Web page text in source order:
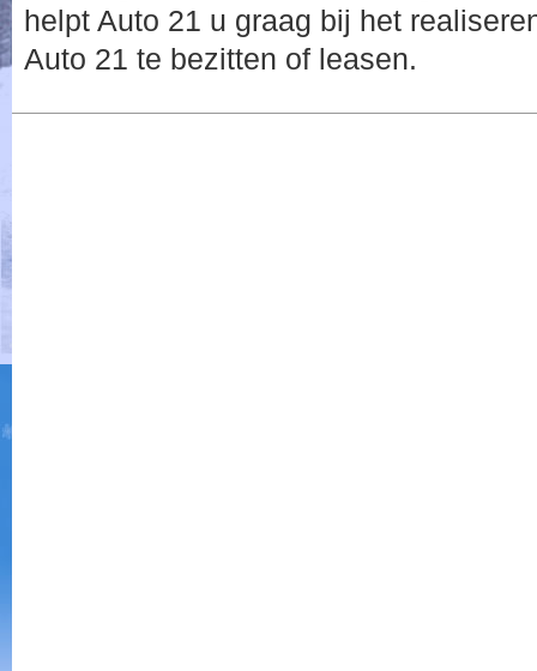
helpt Auto 21 u graag bij het
Auto 21 te bezitten of leasen.